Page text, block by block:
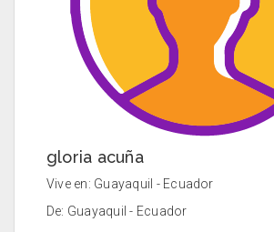
gloria acuña
Vive en: Guayaquil - Ecuador
De: Guayaquil - Ecuador